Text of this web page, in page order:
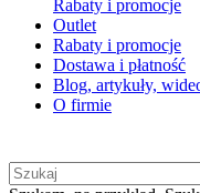
Rabaty i promocje
Outlet
Rabaty i promocje
Dostawa i płatność
Blog, artykuły,
O firmie